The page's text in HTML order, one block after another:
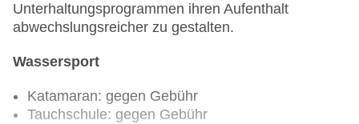
Unterhaltungsprogrammen ihren Aufenthalt
abwechslungsreicher zu gestalten.
Wassersport
Katamaran: gegen Gebühr
Tauchschule: gegen Gebühr